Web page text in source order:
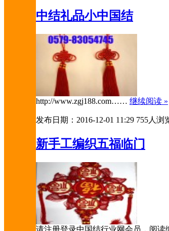
中结礼品小中国结
http://www.zgj188.com…… 继续阅读 »
发布日期：2016-12-01 11:29 755人浏
新手工编织五福临门
请注册登录中国结行业网会员，阅